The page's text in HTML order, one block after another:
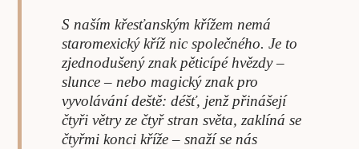
S naším křesťanským křížem nemá
staromexický kříž nic společného. Je to
zjednodušený znak pěticípé hvězdy –
slunce – nebo magický znak pro
vyvolávání deště: déšť, jenž přinášejí
čtyři větry ze čtyř stran světa, zaklíná se
čtyřmi konci kříže – snaží se nás